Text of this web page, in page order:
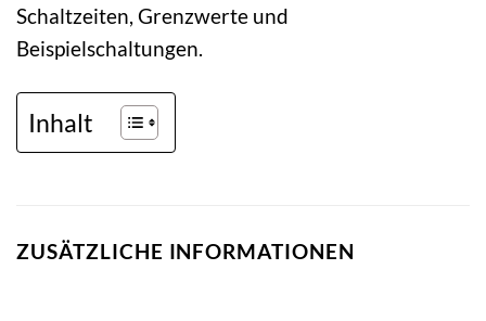
Schaltzeiten, Grenzwerte und
Beispielschaltungen.
Inhalt
ZUSÄTZLICHE INFORMATIONEN